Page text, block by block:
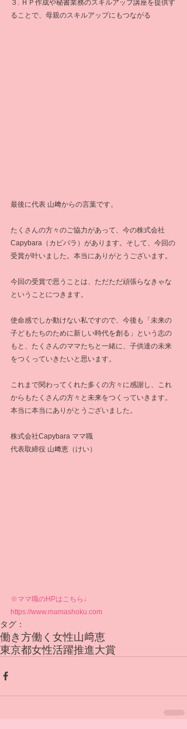
３. ＨＰ作成や秘書業務のスキルアップ講座を提供す
ることで、母親のスキルアップにもつながる
最後に代表 山﨑からの言葉です。
たくさんの方々のご協力があって、今の株式会社
Capybara（カピバラ）があります。そして、今回の
受賞が叶いました。本当にありがとうございます。
今回の受賞で思うことは、ただただ頑張らなきゃな
ということにつきます。
使命感でしか動けない私ですので、今後も「未来の
子どもたちのために新しい時代を創る」という志の
もと、たくさんのママたちと一緒に、子供達の未来
をつくっていきたいと思います。
これまで関わってくれた多くの方々に感謝し、これ
からもたくさんの方々と未来をつくっていきます。
本当に本当にありがとうございました。
株式会社Capybara ママ職
代表取締役 山﨑恵（けい）
※ママ職のHPはこちら↓
https://www.mamashoku.com
タグ：
働き方働く女性山﨑恵
東京都女性活躍推進大賞